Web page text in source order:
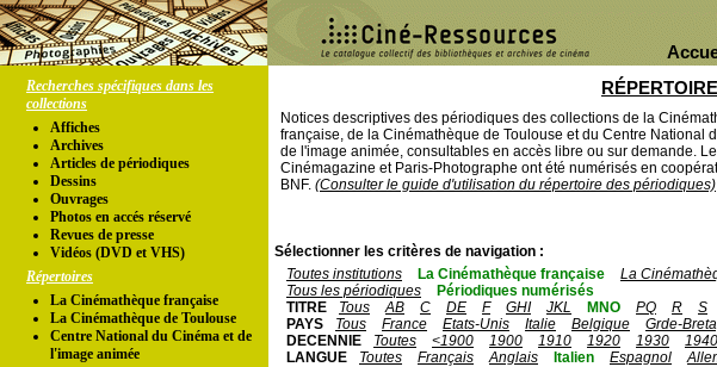
Recherches spécifiques dans les
collections
Affiches
Archives
Articles de périodiques
Dessins
Ouvrages
Photos en accés réservé
Revues de presse
Vidéos (DVD et VHS)
Répertoires
La Cinémathèque française
La Cinémathèque de Toulouse
Centre National du Cinéma et de
l'image animée
Notices descriptives des périodiques des collections de la
française, de la Cinémathèque de Toulouse et du Centre National
de l'image animée, consultables en accès libre ou sur demande.
Cinémagazine et Paris-Photographe ont été numérisés en
BNF. (Consulter le guide d'utilisation du répertoire des périodiques)
Sélectionner les critères de navigation :
Toutes institutions
La Cinémathèque française La
Tous les périodiques
Périodiques numérisés
TITRE
Tous AB C DE F GHI JKL MNO PQ R S
PAYS
Tous France Etats-Unis Italie Belgique Grde-
DECENNIE
Toutes <1900 1900 1910 1920 1930 1940
LANGUE
Toutes Français Anglais Italien Espagnol